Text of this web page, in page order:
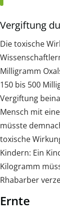
Vergiftung
Die toxische
Milligramm
150 bis 500
Vergiftung
Mensch mit
müsste
toxische
Kindern: Ein
Kilogramm
Rhabarber
Ernte